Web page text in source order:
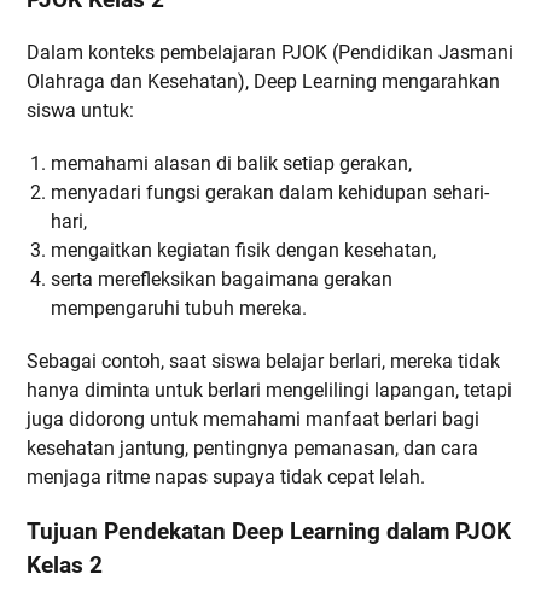
Dalam konteks pembelajaran PJOK (Pendidikan Jasmani
Olahraga dan Kesehatan), Deep Learning mengarahkan
siswa untuk:
memahami alasan di balik setiap gerakan,
menyadari fungsi gerakan dalam kehidupan sehari-
hari,
mengaitkan kegiatan fisik dengan kesehatan,
serta merefleksikan bagaimana gerakan
mempengaruhi tubuh mereka.
Sebagai contoh, saat siswa belajar berlari, mereka tidak
hanya diminta untuk berlari mengelilingi lapangan, tetapi
juga didorong untuk memahami manfaat berlari bagi
kesehatan jantung, pentingnya pemanasan, dan cara
menjaga ritme napas supaya tidak cepat lelah.
Tujuan Pendekatan Deep Learning dalam PJOK
Kelas 2